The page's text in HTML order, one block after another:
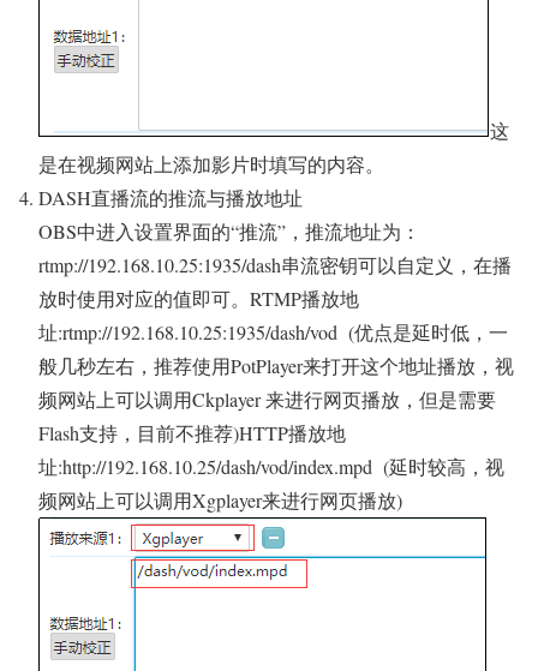
这
是在视频网站上添加影片时填写的内容。
DASH直播流的推流与播放地址
OBS中进入设置界面的“推流”，推流地址为：
rtmp://192.168.10.25:1935/dash串流密钥可以自定义，在播
放时使用对应的值即可。RTMP播放地
址:rtmp://192.168.10.25:1935/dash/vod (优点是延时低，一
般几秒左右，推荐使用PotPlayer来打开这个地址播放，视
频网站上可以调用Ckplayer 来进行网页播放，但是需要
Flash支持，目前不推荐)HTTP播放地
址:http://192.168.10.25/dash/vod/index.mpd (延时较高，视
频网站上可以调用Xgplayer来进行网页播放)